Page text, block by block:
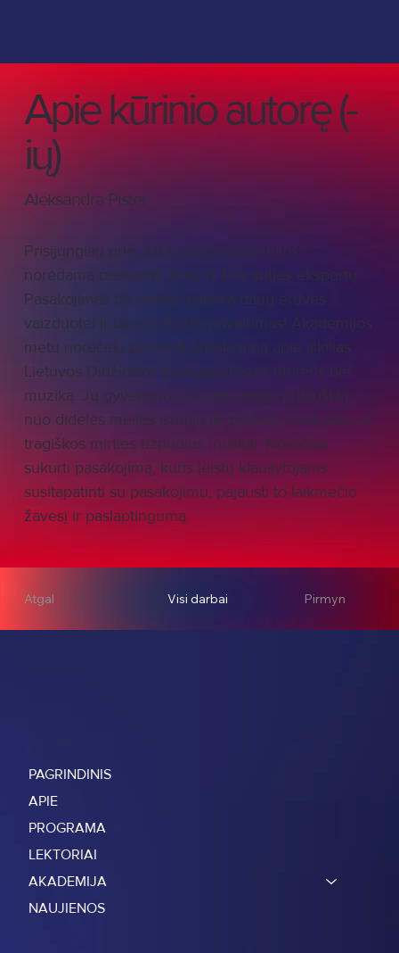
Apie kūrinio autorę (-
ių)
Aleksandra Pister
Prisijungiau prie „LRT radijo akademijos“
norėdama pasisemti žinių iš šios srities ekspertų.
Pasakojimas be vaizdo palieka daug erdvės
vaizduotei ir tai yra didelis privalumas! Akademijos
metu norėčiau parengti pasakojimą apie iškilias
Lietuvos Didžiosios Kunigaikštystės moteris bei
muziką. Jų gyvenimo istorijos kartais pribloškia;
nuo didelės meilės istorijų iki politinių santuokų, ar
tragiškos mirties užpuolus meškai. Norėčiau
sukurti pasakojimą, kuris leistų klausytojams
susitapatinti su pasakojimu, pajausti to laikmečio
žavesį ir paslaptingumą.
Atgal Visi darbai Pirmyn
PAGRINDINIS
APIE
PROGRAMA
LEKTORIAI
AKADEMIJA
NAUJIENOS